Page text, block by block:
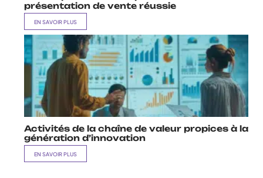
présentation de vente réussie
EN SAVOIR PLUS
Activités de la chaîne de valeur propices à la
génération d’innovation
EN SAVOIR PLUS